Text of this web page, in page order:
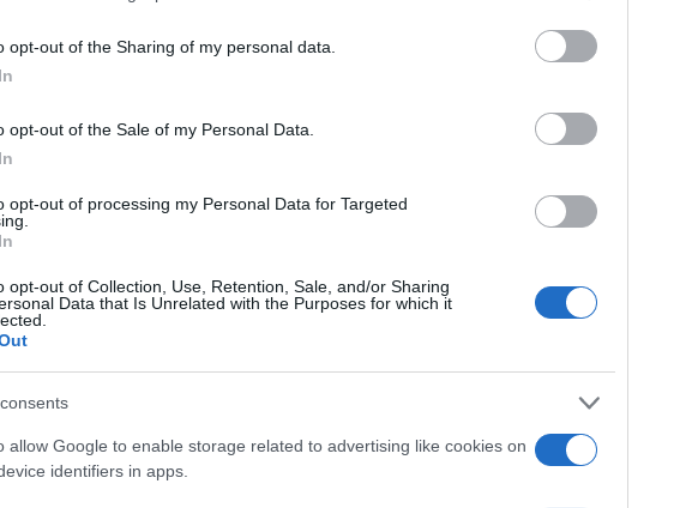
opt-out of the Sharing of my personal data.
opt-out of the Sale of my Personal Data.
opt-out of processing my Personal Data for Targeted
opt-out of Collection, Use, Retention, Sale, and/or Sharing
Data that Is Unrelated with the Purposes for which it
allow Google to enable storage related to advertising like cookies on
identifiers in apps.
un’epoca
una tavolozza di colori fino ad allora
musica e dalla cultura pop, con figure
i confini del make-up. Non si trattava più
elettrico, il verde smeraldo e l’oro
Queste tonalità non erano riservate solo a
tutto il viso, creando un look che oggi
rappresentava una ribellione contro la
con un trucco del genere? È come se